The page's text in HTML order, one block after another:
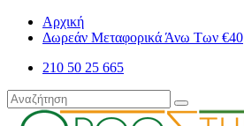
Αρχική
Δωρεάν Μεταφορικά Άνω Των €40
210 50 25 665